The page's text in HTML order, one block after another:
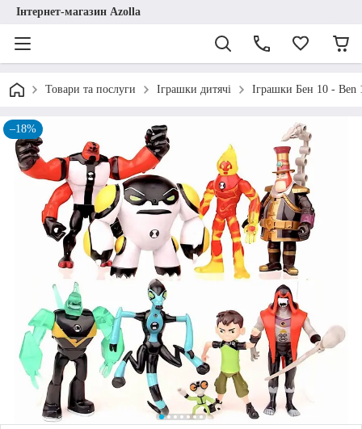
Інтернет-магазин Azolla
Товари та послуги Іграшки дитячі Іграшки Бен 10 - Ben
–18%